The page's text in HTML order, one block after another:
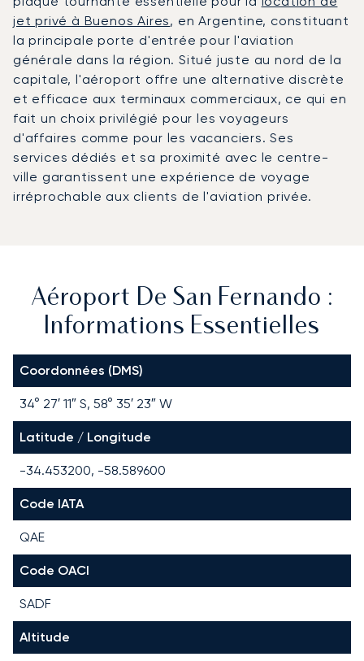
jet privé à Buenos Aires, en Argentine, constituant
la principale porte d'entrée pour l'aviation
générale dans la région. Situé juste au nord de la
capitale, l'aéroport offre une alternative discrète
et efficace aux terminaux commerciaux, ce qui en
fait un choix privilégié pour les voyageurs
d'affaires comme pour les vacanciers. Ses
services dédiés et sa proximité avec le centre-
ville garantissent une expérience de voyage
irréprochable aux clients de l'aviation privée.
Aéroport De San Fernando :
Informations Essentielles
Coordonnées (DMS)
34° 27′ 11″ S, 58° 35′ 23″ W
Latitude / Longitude
-34.453200, -58.589600
Code IATA
QAE
Code OACI
SADF
Altitude